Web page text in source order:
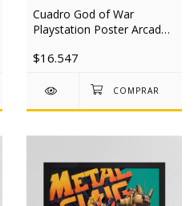
Cuadro God of War
Playstation Poster Arcade
$16.547